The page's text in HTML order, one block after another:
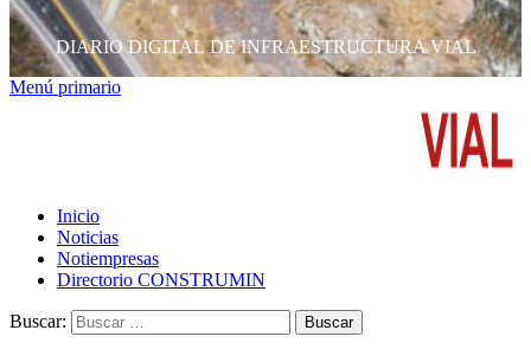
DIARIO DIGITAL DE INFRAESTRUCTURA VIAL
Menú primario
Inicio
Noticias
Notiempresas
Directorio CONSTRUMIN
Buscar: